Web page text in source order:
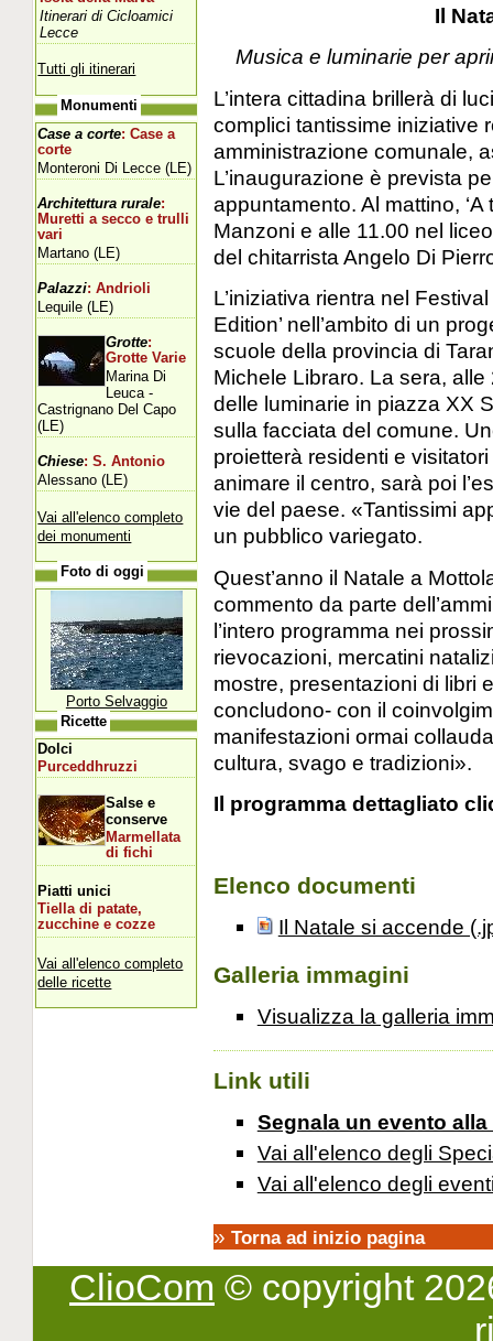
Il
Musica e luminarie per
L’intera cittadina brillerà di
complici tantissime iniziative
amministrazione comunale,
L’inaugurazione è prevista
appuntamento. Al mattino,
Manzoni e alle 11.00 nel
del chitarrista Angelo Di
L’iniziativa rientra nel
Edition’ nell’ambito di un
scuole della provincia di
Michele Libraro. La sera,
delle luminarie in piazza XX
sulla facciata del comune.
proietterà residenti e
animare il centro, sarà poi
vie del paese. «Tantissimi
un pubblico variegato.
Quest’anno il Natale a
commento da parte
l’intero programma nei
rievocazioni, mercatini
mostre, presentazioni di libri
concludono- con il
manifestazioni ormai
cultura, svago e tradizioni».
Il programma dettagliato
Elenco documenti
Il Natale si accende
Galleria immagini
Visualizza la galleria
Link utili
Segnala un evento
Vai all'elenco degli
Vai all'elenco degli
» Torna ad inizio pagina
Itinerari di Cicloamici
Lecce
Tutti gli itinerari
Monumenti
Case a corte: Case a
corte
Monteroni Di Lecce (LE)
Architettura rurale:
Muretti a secco e trulli
vari
Martano (LE)
Palazzi: Andrioli
Lequile (LE)
Grotte:
Grotte Varie
Marina Di
Leuca -
Castrignano Del Capo
(LE)
Chiese: S. Antonio
Alessano (LE)
Vai all'elenco completo
dei monumenti
Foto di oggi
Porto Selvaggio
Ricette
Dolci
Purceddhruzzi
Salse e
conserve
Marmellata
di fichi
Piatti unici
Tiella di patate,
zucchine e cozze
Vai all'elenco completo
delle ricette
ClioCom © copyright